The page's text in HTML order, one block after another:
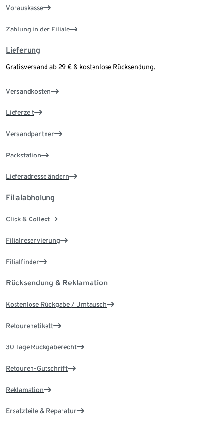
Vorauskasse
Zahlung in der Filiale
Lieferung
Gratisversand ab 29 € & kostenlose Rücksendung.
Versandkosten
Lieferzeit
Versandpartner
Packstation
Lieferadresse ändern
Filialabholung
Click & Collect
Filialreservierung
Filialfinder
Rücksendung & Reklamation
Kostenlose Rückgabe / Umtausch
Retourenetikett
30 Tage Rückgaberecht
Retouren-Gutschrift
Reklamation
Ersatzteile & Reparatur